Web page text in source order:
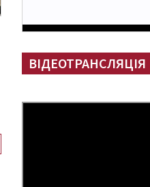
ВІДЕОТРАНСЛЯЦІЯ